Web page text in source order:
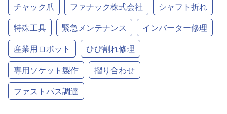
チャック爪
ファナック株式会社
シャフト折れ
特殊工具
緊急メンテナンス
インバーター修理
産業用ロボット
ひび割れ修理
専用ソケット製作
摺り合わせ
ファストパス調達